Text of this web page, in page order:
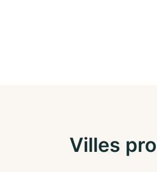
Villes